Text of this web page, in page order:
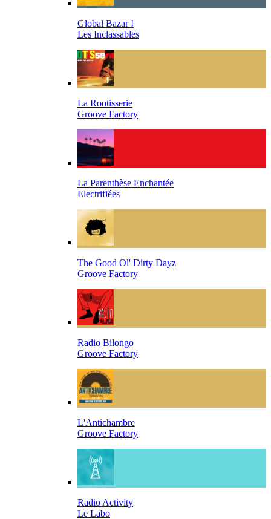
Global Bazar !
Les Inclassables
La Rootisserie
Groove Factory
La Parenthèse Enchantée
Electrifiées
The Good Ol' Dirty Dayz
Groove Factory
Radio Bilongo
Groove Factory
L'Antichambre
Groove Factory
Radio Activity
Le Labo